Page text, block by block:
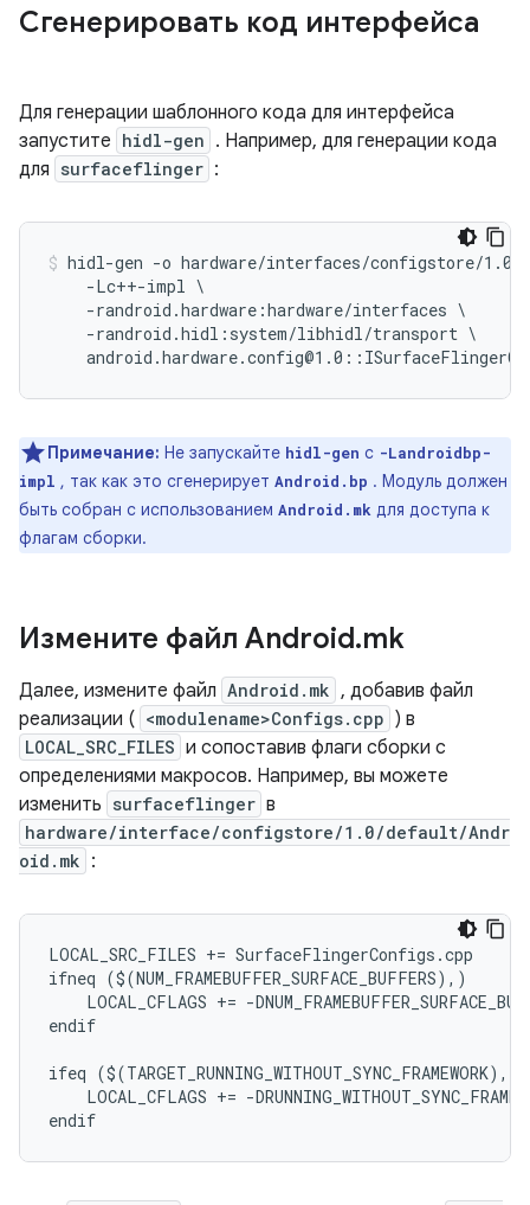
Сгенерировать код интерфейса
Для генерации шаблонного кода для интерфейса
запустите hidl-gen . Например, для генерации кода
для surfaceflinger :
hidl-gen -o hardware/interfaces/configstore/
    -Lc++-impl \
    -randroid.hardware:hardware/interfaces \
    -randroid.hidl:system/libhidl/transport \
Примечание: Не запускайте hidl-gen с -Landroidbp-
impl , так как это сгенерирует Android.bp . Модуль должен
быть собран с использованием Android.mk для доступа к
флагам сборки.
Измените файл Android.mk
Далее, измените файл Android.mk , добавив файл
реализации ( <modulename>Configs.cpp ) в
LOCAL_SRC_FILES и сопоставив флаги сборки с
определениями макросов. Например, вы можете
изменить surfaceflinger в
hardware/interface/configstore/1.0/default/Andr
oid.mk :
LOCAL_SRC_FILES += SurfaceFlingerConfigs.cpp
ifneq ($(NUM_FRAMEBUFFER_SURFACE_BUFFERS),)
LOCAL_CFLAGS += -
endif
ifeq
LOCAL_CFLAGS += -